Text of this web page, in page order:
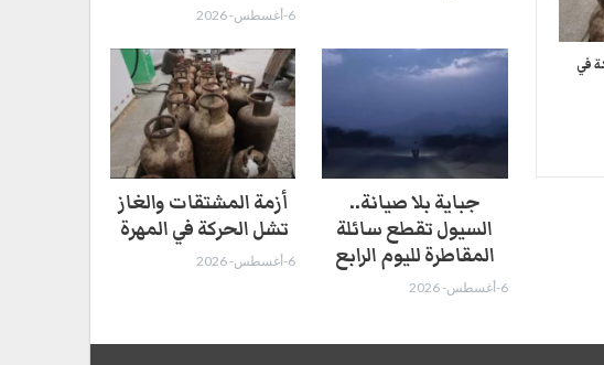
في
6-أغسطس- 2026
جباية بلا صيانة..
السيول تقطع سائلة
المقاطرة لليوم الرابع
6-أغسطس- 2026
أزمة المشتقات والغاز
تشل الحركة في المهرة ​
6-أغسطس- 2026